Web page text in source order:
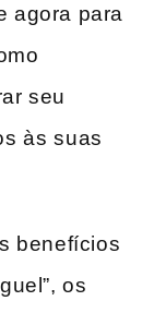
agora para
seu
às ⁣suas‌
benefícios
​os